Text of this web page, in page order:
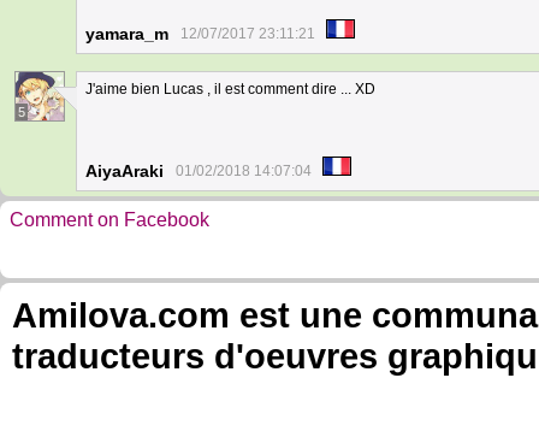
yamara_m 12/07/2017 23:11:21
5
J'aime bien Lucas , il est comment dire ... XD
AiyaAraki 01/02/2018 14:07:04
Comment on Facebook
Amilova.com est une
traducteurs d'oeuvres